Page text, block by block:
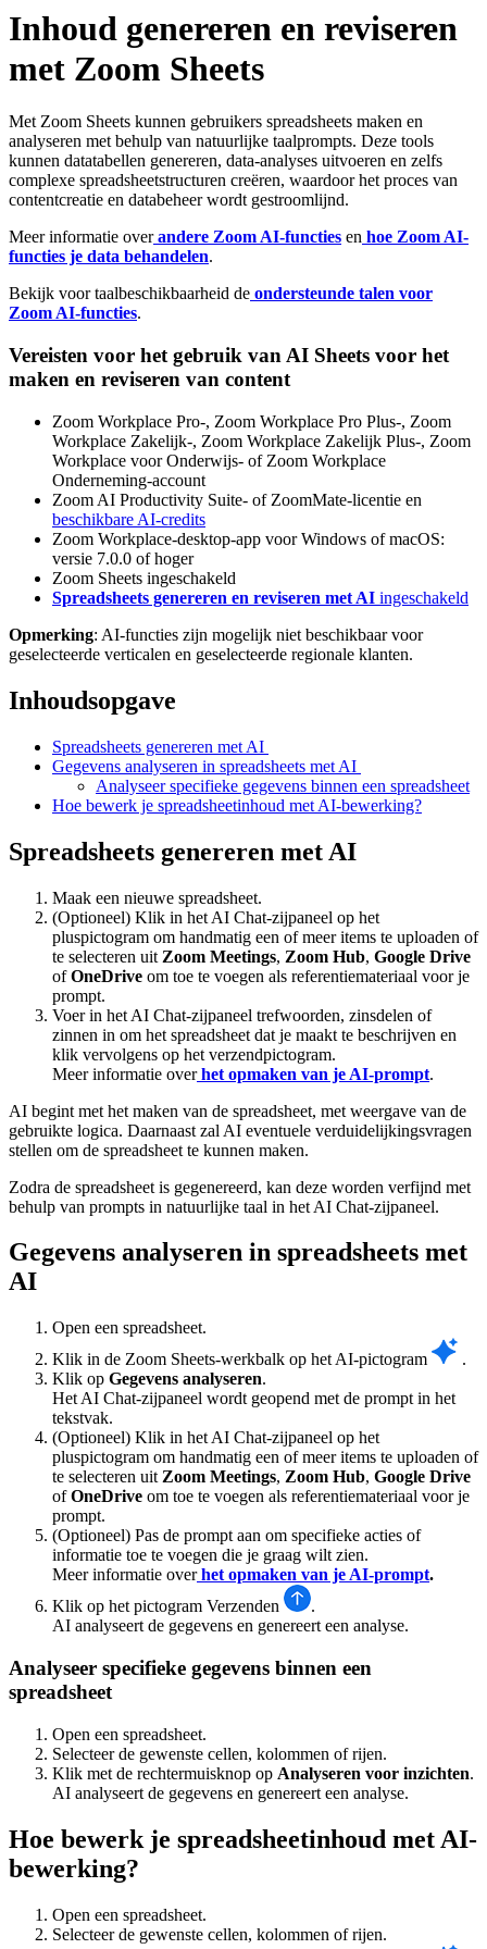
Inhoud genereren en reviseren
met Zoom Sheets
Met Zoom Sheets kunnen gebruikers spreadsheets maken en
analyseren met behulp van natuurlijke taalprompts. Deze tools
kunnen datatabellen genereren, data-analyses uitvoeren en zelfs
complexe spreadsheetstructuren creëren, waardoor het proces van
contentcreatie en databeheer wordt gestroomlijnd.
Meer informatie over andere Zoom AI-functies en hoe Zoom AI-
functies je data behandelen.
Bekijk voor taalbeschikbaarheid de ondersteunde talen voor
Zoom AI-functies.
Vereisten voor het gebruik van AI Sheets voor het
maken en reviseren van content
Zoom Workplace Pro-, Zoom Workplace Pro Plus-, Zoom
Workplace Zakelijk-, Zoom Workplace Zakelijk Plus-, Zoom
Workplace voor Onderwijs- of Zoom Workplace
Onderneming-account
Zoom AI Productivity Suite- of ZoomMate-licentie en
beschikbare AI-credits
Zoom Workplace-desktop-app voor Windows of macOS:
versie 7.0.0 of hoger
Zoom Sheets ingeschakeld
Spreadsheets genereren en reviseren met AI ingeschakeld
Opmerking: AI-functies zijn mogelijk niet beschikbaar voor
geselecteerde verticalen en geselecteerde regionale klanten.
Inhoudsopgave
Spreadsheets genereren met AI
Gegevens analyseren in spreadsheets met AI
Analyseer specifieke gegevens binnen een spreadsheet
Hoe bewerk je spreadsheetinhoud met AI-bewerking?
Spreadsheets genereren met AI
Maak een nieuwe spreadsheet.
(Optioneel) Klik in het AI Chat-zijpaneel op het
pluspictogram om handmatig een of meer items te uploaden of
te selecteren uit Zoom Meetings, Zoom Hub, Google Drive
ofOneDrive om toe te voegen als referentiemateriaal voor je
prompt.
Voer in het AI Chat-zijpaneel trefwoorden, zinsdelen of
zinnen in om het spreadsheet dat je maakt te beschrijven en
klik vervolgens op het verzendpictogram.
Meer informatie over het opmaken van je AI-prompt.
AI begint met het maken van de spreadsheet, met weergave van de
gebruikte logica. Daarnaast zal AI eventuele verduidelijkingsvragen
stellen om de spreadsheet te kunnen maken.
Zodra de spreadsheet is gegenereerd, kan deze worden verfijnd met
behulp van prompts in natuurlijke taal in het AI Chat-zijpaneel.
Gegevens analyseren in spreadsheets met
AI
Open een spreadsheet.
Klik in de Zoom Sheets-werkbalk op het AI-pictogram
.
Klik op Gegevens analyseren.
Het AI Chat-zijpaneel wordt geopend met de prompt in het
tekstvak.
(Optioneel) Klik in het AI Chat-zijpaneel op het
pluspictogram om handmatig een of meer items te uploaden of
te selecteren uit Zoom Meetings, Zoom Hub, Google Drive
ofOneDrive om toe te voegen als referentiemateriaal voor je
prompt.
(Optioneel) Pas de prompt aan om specifieke acties of
informatie toe te voegen die je graag wilt zien.
Meer informatie over het opmaken van je AI-prompt.
Klik op het pictogram Verzenden
.
AI analyseert de gegevens en genereert een analyse.
Analyseer specifieke gegevens binnen een
spreadsheet
Open een spreadsheet.
Selecteer de gewenste cellen, kolommen of rijen.
Klik met de rechtermuisknop op Analyseren voor inzichten.
AI analyseert de gegevens en genereert een analyse.
Hoe bewerk je spreadsheetinhoud met AI-
bewerking?
Open een spreadsheet.
Selecteer de gewenste cellen, kolommen of rijen.